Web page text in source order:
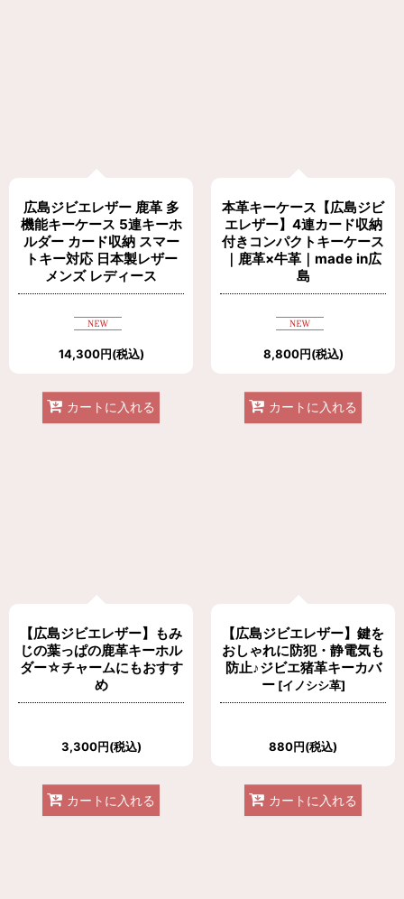
広島ジビエレザー 鹿革 多
機能キーケース 5連キーホ
ルダー カード収納 スマー
トキー対応 日本製レザー
メンズ レディース
14,300円(税込)
カートに入れる
本革キーケース【広島ジビ
エレザー】4連カード収納
付きコンパクトキーケース
｜鹿革×牛革｜made in広
島
8,800円(税込)
カートに入れる
【広島ジビエレザー】もみ
じの葉っぱの鹿革キーホル
ダー☆チャームにもおすす
め
3,300円(税込)
カートに入れる
【広島ジビエレザー】鍵を
おしゃれに防犯・静電気も
防止♪ジビエ猪革キーカバ
ー [イノシシ革]
880円(税込)
カートに入れる